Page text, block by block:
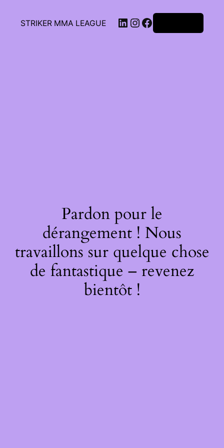
STRIKER MMA LEAGUE
Pardon pour le
dérangement ! Nous
travaillons sur quelque chose
de fantastique – revenez
bientôt !